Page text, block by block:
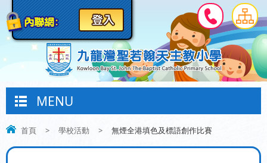
MENU
首頁 > 學校活動 > 無煙全港填色及標語創作比賽